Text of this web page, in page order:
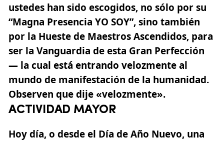
ustedes han sido escogidos, no sólo por su
“Magna Presencia YO SOY”, sino también
por la Hueste de Maestros Ascendidos, para
ser la Vanguardia de esta Gran Perfección
— la cual está entrando velozmente al
mundo de manifestación de la humanidad.
Observen que dije «velozmente».
ACTIVIDAD MAYOR
Hoy día, o desde el Día de Año Nuevo, una